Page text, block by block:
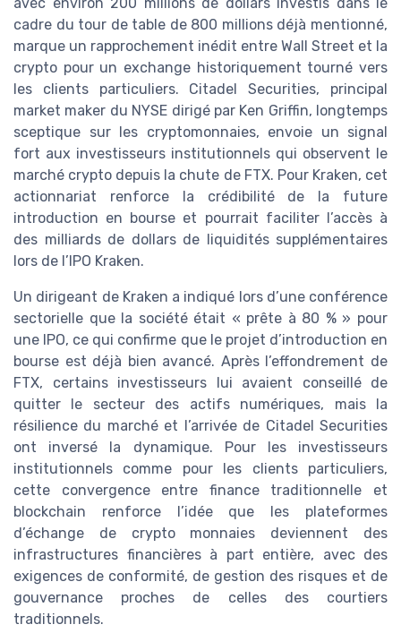
cadre du tour de table de 800 millions déjà mentionné,
marque un rapprochement inédit entre Wall Street et la
crypto pour un exchange historiquement tourné vers
les clients particuliers. Citadel Securities, principal
market maker du NYSE dirigé par Ken Griffin, longtemps
sceptique sur les cryptomonnaies, envoie un signal
fort aux investisseurs institutionnels qui observent le
marché crypto depuis la chute de FTX. Pour Kraken, cet
actionnariat renforce la crédibilité de la future
introduction en bourse et pourrait faciliter l’accès à
des milliards de dollars de liquidités supplémentaires
lors de l’IPO Kraken.
Un dirigeant de Kraken a indiqué lors d’une conférence
sectorielle que la société était « prête à 80 % » pour
une IPO, ce qui confirme que le projet d’introduction en
bourse est déjà bien avancé. Après l’effondrement de
FTX, certains investisseurs lui avaient conseillé de
quitter le secteur des actifs numériques, mais la
résilience du marché et l’arrivée de Citadel Securities
ont inversé la dynamique. Pour les investisseurs
institutionnels comme pour les clients particuliers,
cette convergence entre finance traditionnelle et
blockchain renforce l’idée que les plateformes
d’échange de crypto monnaies deviennent des
infrastructures financières à part entière, avec des
exigences de conformité, de gestion des risques et de
gouvernance proches de celles des courtiers
traditionnels.